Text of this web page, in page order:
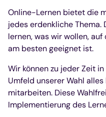
Online-Lernen bietet die
jedes erdenkliche Thema.
lernen, was wir wollen,
am besten geeignet ist.
Wir können zu jeder Zeit
Umfeld unserer Wahl
mitarbeiten. Diese
Implementierung des